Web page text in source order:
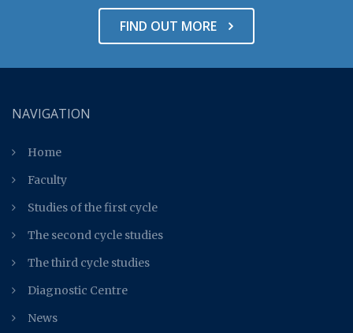
FIND OUT MORE
NAVIGATION
Home
Faculty
Studies of the first cycle
The second cycle studies
The third cycle studies
Diagnostic Centre
News